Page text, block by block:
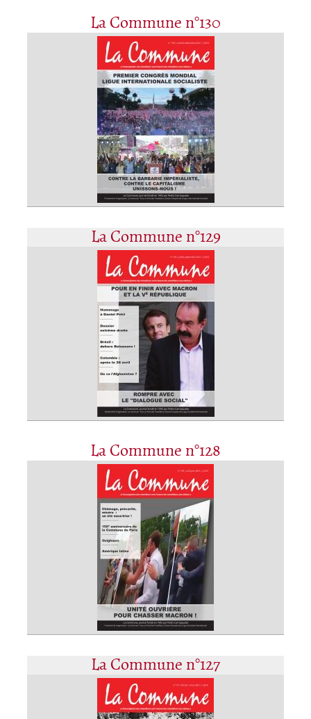
La Commune n°130
La Commune n°129
La Commune n°128
La Commune n°127